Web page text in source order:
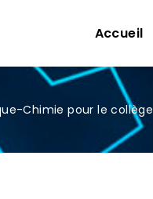
Accueil
Chimie pour le collège